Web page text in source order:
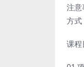
注
方式
课程